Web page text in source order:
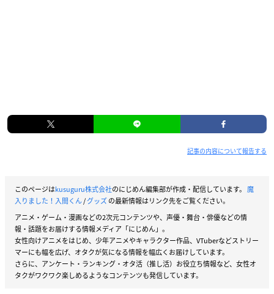
記事の内容について報告する
このページはkusuguru株式会社のにじめん編集部が作成・配信しています。 魔
入りました！入間くん/グッズの最新情報はリンク先をご覧ください。
アニメ・ゲーム・漫画などの2次元コンテンツや、声優・舞台・俳優などの情
報・話題をお届けする情報メディア「にじめん」。
女性向けアニメをはじめ、少年アニメやキャラクター作品、VTuberなどストリー
マーにも幅を広げ、オタクが気になる情報を幅広くお届けしています。
さらに、アンケート・ランキング・オタ活（推し活）お役立ち情報など、女性オ
タクがワクワク楽しめるようなコンテンツも発信しています。